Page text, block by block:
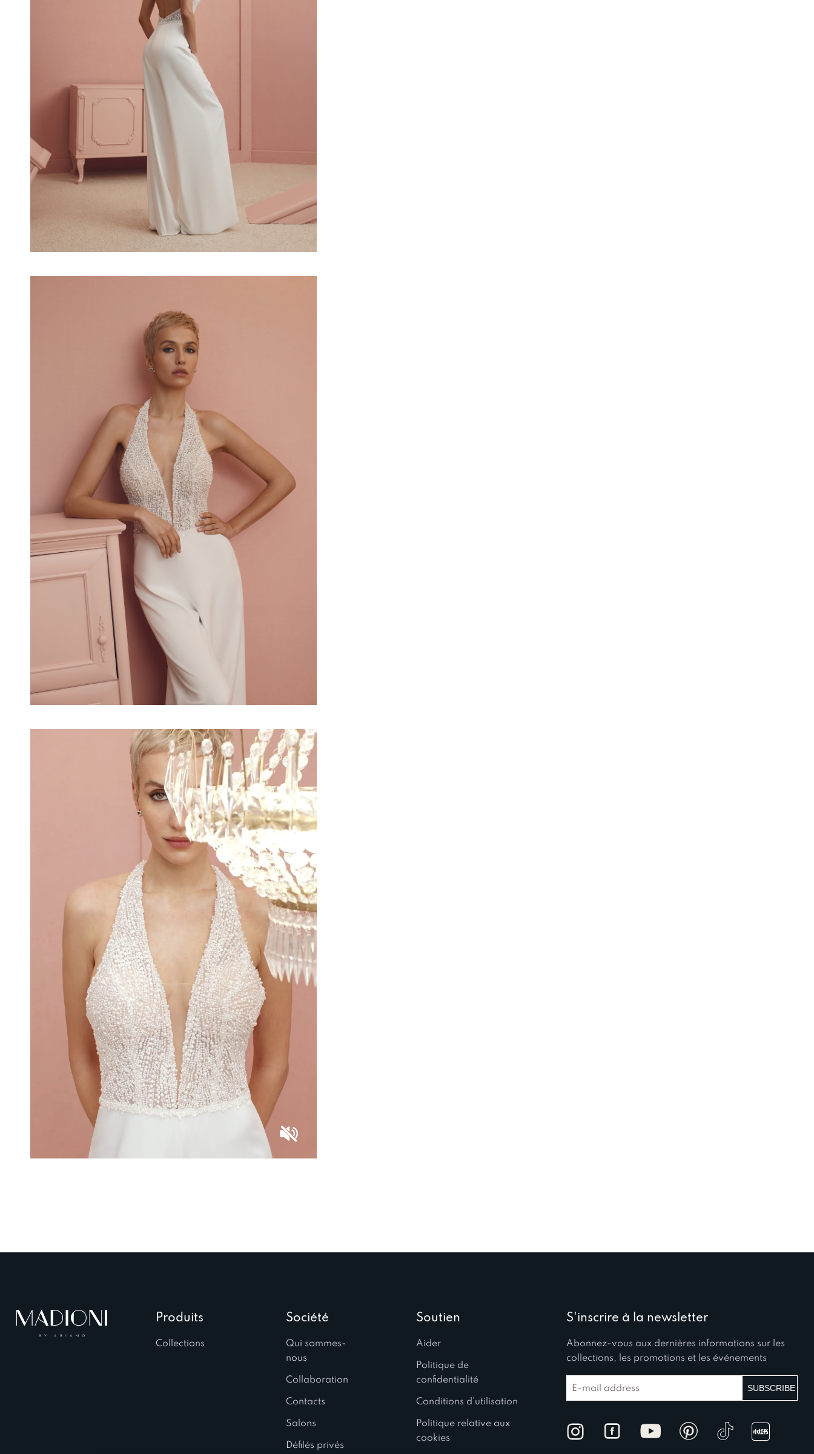
Produits
Collections
Société
Qui sommes-
nous
Collaboration
Contacts
Salons
Défilés privés
Soutien
Aider
Politique de
confidentialité
Conditions d’utilisation
Politique relative aux
cookies
S'inscrire à la newsletter
Abonnez-vous aux dernières informations sur les
collections, les promotions et les événements